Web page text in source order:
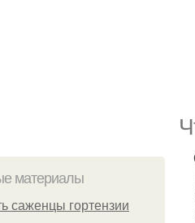
материалы
саженцы гортензии